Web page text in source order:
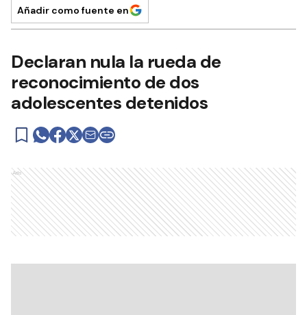
Añadir como fuente en
Declaran nula la rueda de
reconocimiento de dos
adolescentes detenidos
Ads